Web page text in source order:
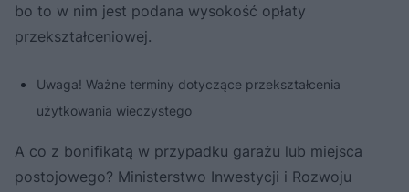
bo to w nim jest podana wysokość opłaty
przekształceniowej.
Uwaga! Ważne terminy dotyczące przekształcenia
użytkowania wieczystego
A co z bonifikatą w przypadku garażu lub miejsca
postojowego? Ministerstwo Inwestycji i Rozwoju